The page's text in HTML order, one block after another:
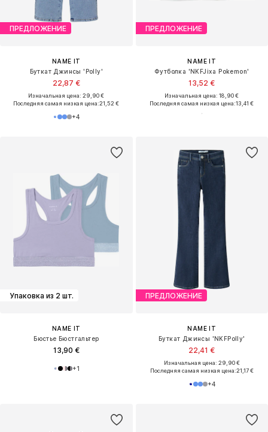
ПРЕДЛОЖЕНИЕ
NAME IT
Буткат Джинсы 'Polly'
22,87 €
Изначальная цена: 29,90 €
Последняя самая низкая цена:21,52 €
+4
ПРЕДЛОЖЕНИЕ
NAME IT
Футболка 'NKFJixa Pokemon'
13,52 €
Изначальная цена: 18,90 €
Последняя самая низкая цена:13,41 €
Упаковка из 2 шт.
NAME IT
Бюстье Бюстгальтер
13,90 €
+1
ПРЕДЛОЖЕНИЕ
NAME IT
Буткат Джинсы 'NKFPolly'
22,41 €
Изначальная цена: 29,90 €
Последняя самая низкая цена:21,17 €
+4